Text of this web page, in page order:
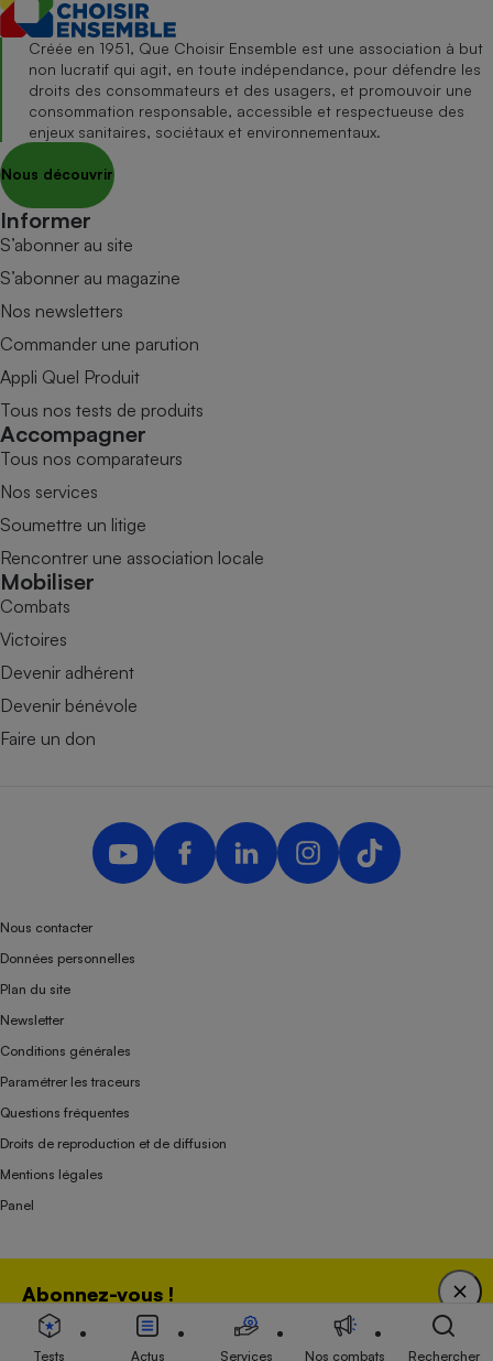
Abonnez-vous !
Bénéficiez d'une expertise unique tout en soutenant
une association 100 % indépendante de l'Etat, des
Créée en 1951, Que Choisir Ensemble est une association à but
non lucratif qui agit, en toute indépendance, pour défendre les
droits des consommateurs et des usagers, et promouvoir une
consommation responsable, accessible et respectueuse des
enjeux sanitaires, sociétaux et environnementaux.
Nous découvrir
Informer
S’abonner au site
S’abonner au magazine
Nos newsletters
Commander une parution
Appli Quel Produit
Tous nos tests de produits
Accompagner
Tous nos comparateurs
Nos services
Soumettre un litige
Rencontrer une association locale
Mobiliser
Combats
Victoires
Devenir adhérent
Devenir bénévole
Faire un don
Nous contacter
Données personnelles
Plan du site
Newsletter
Conditions générales
Paramétrer les traceurs
Questions fréquentes
Droits de reproduction et de diffusion
Mentions légales
Panel
Association indépendante de l’État, des syndicats, des producteurs et des
distributeurs depuis 1951.
Tests Actus Services Nos combats Rechercher